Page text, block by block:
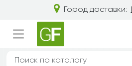
Город доставки: